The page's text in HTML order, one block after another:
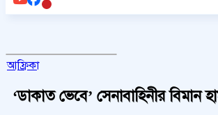
আফ্রিকা
‘ডাকাত ভেবে’ সেনাবাহিনীর বিমান